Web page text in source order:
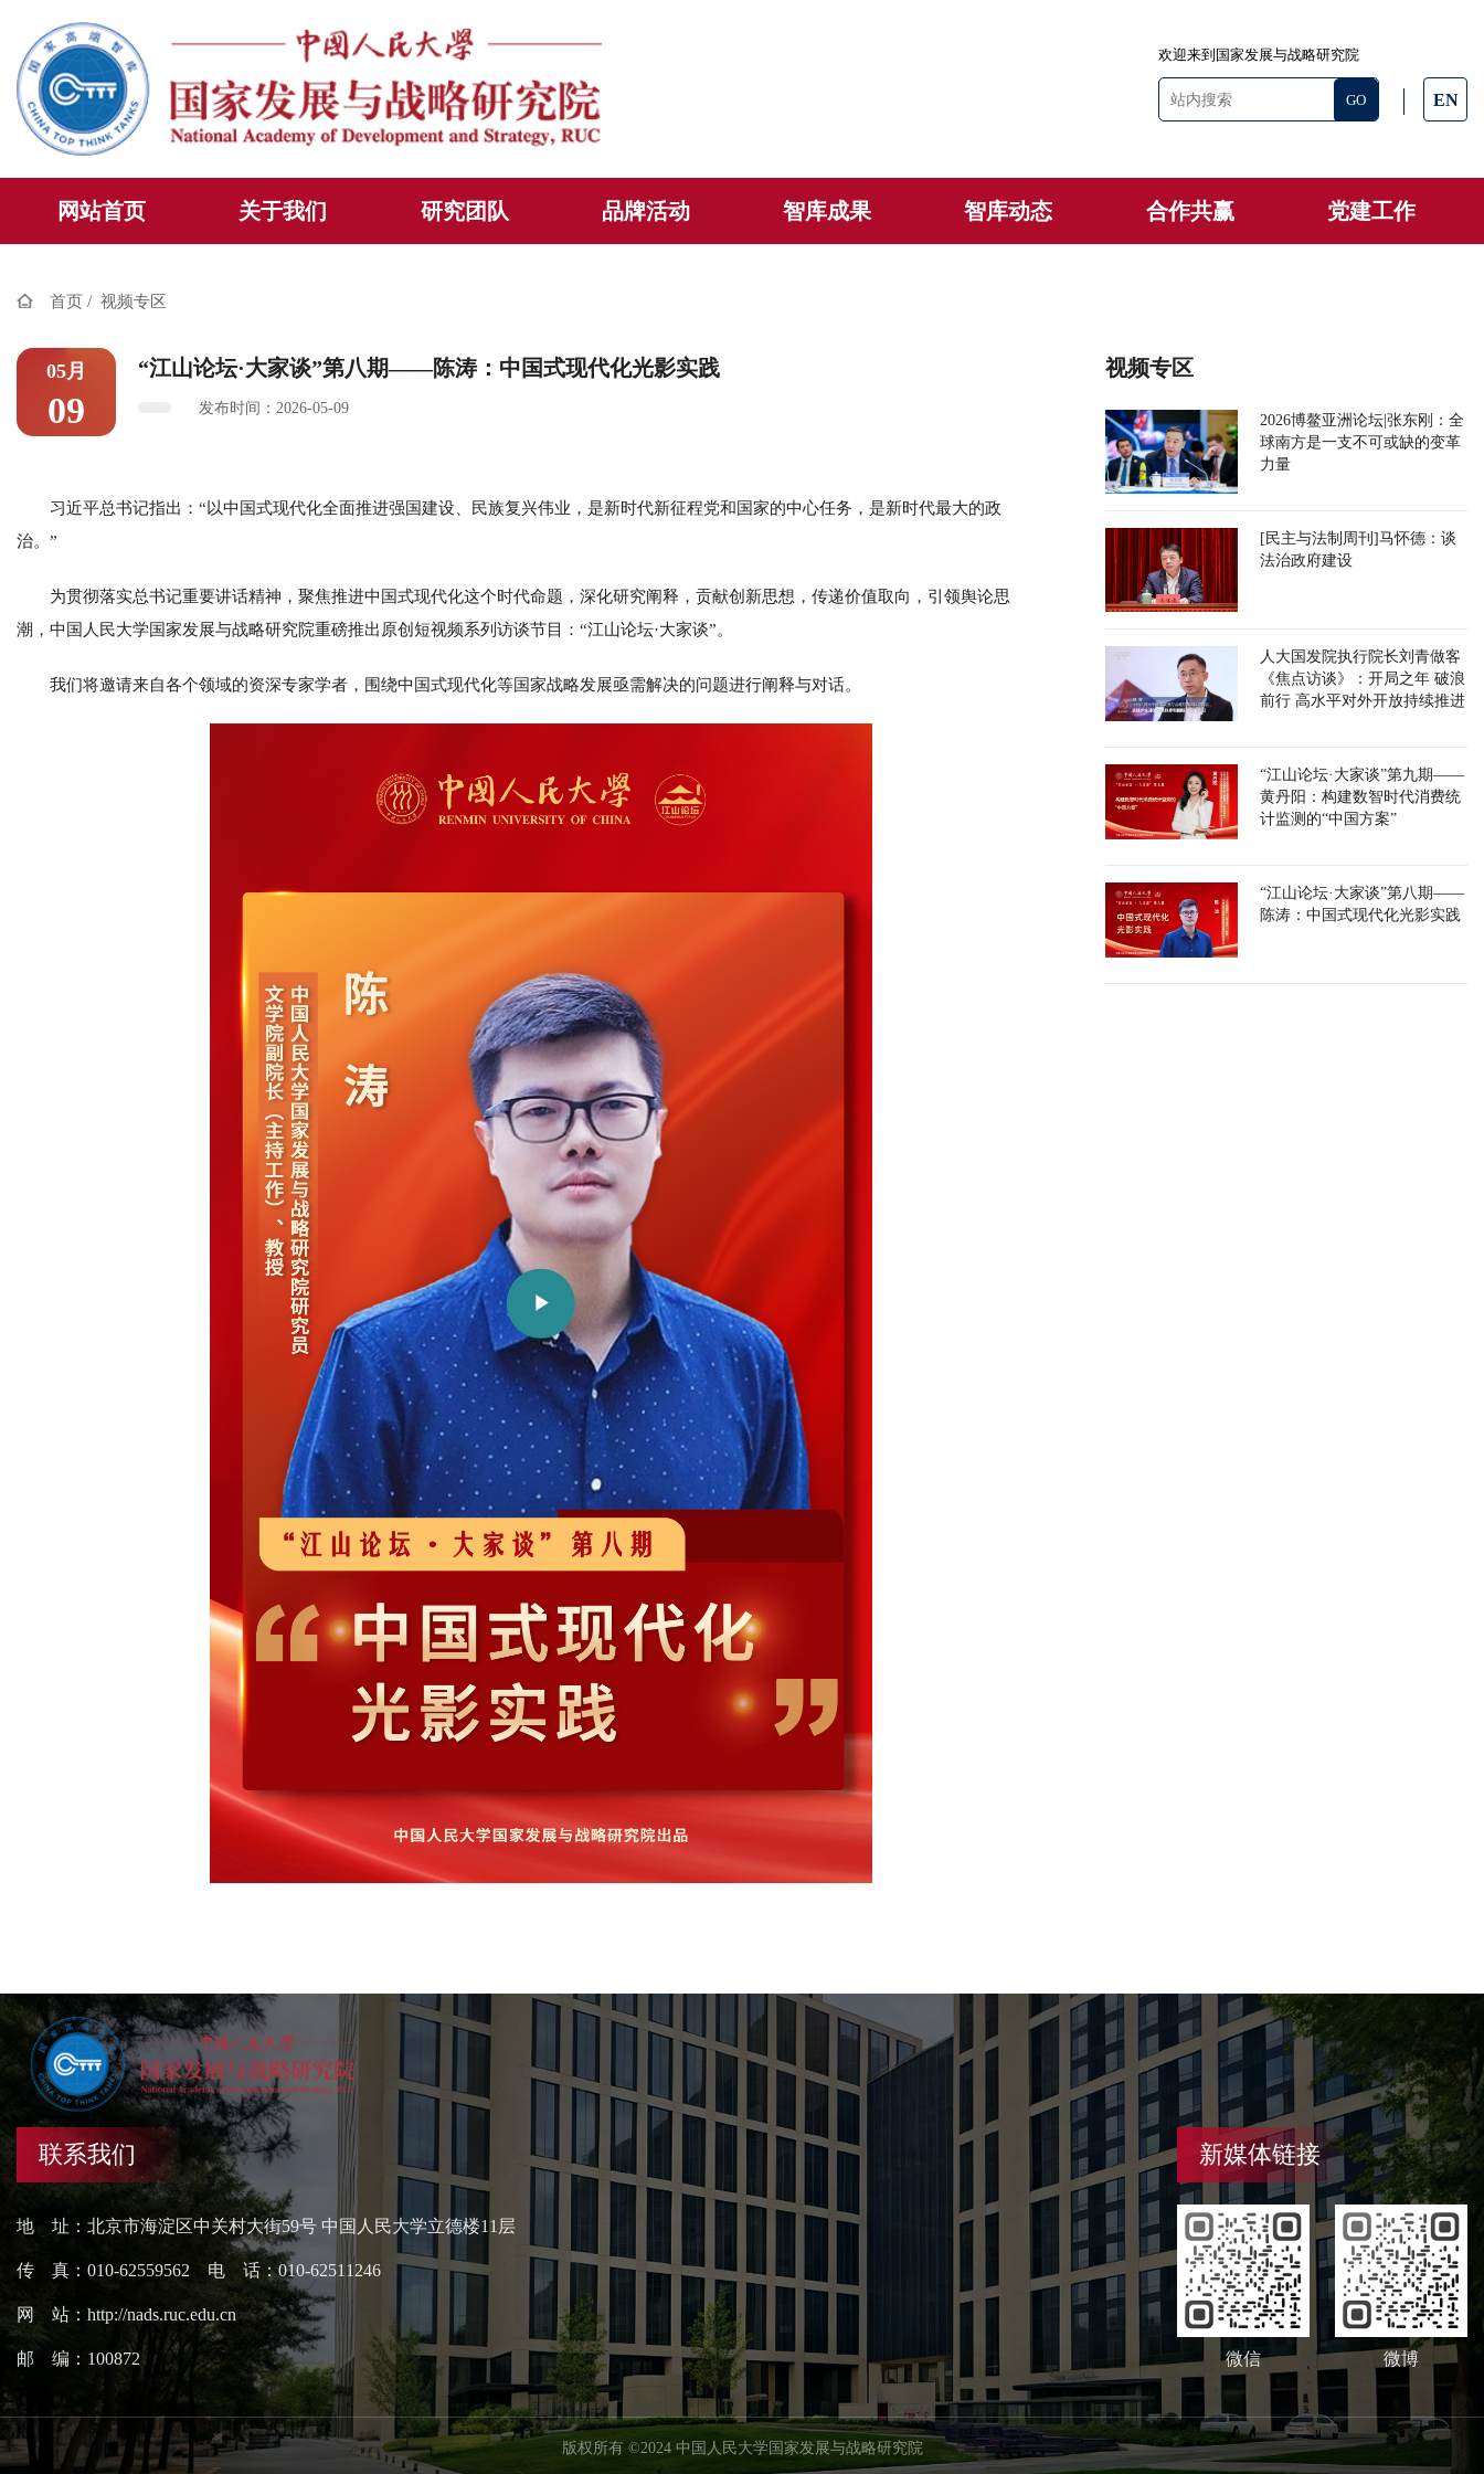
欢迎来到国家发展与战略研究院
EN
网站首页 关于我们 研究团队 品牌活动 智库成果 智库动态 合作共赢 党建工作
首页 / 视频专区
05月
09
“江山论坛·大家谈”第八期——陈涛：中国式现代化光影实践
发布时间：2026-05-09
习近平总书记指出：“以中国式现代化全面推进强国建设、民族复兴伟业，是新时代新征程党和国家的中心任务，是新时代最大的政
治。”
为贯彻落实总书记重要讲话精神，聚焦推进中国式现代化这个时代命题，深化研究阐释，贡献创新思想，传递价值取向，引领舆论思
潮，中国人民大学国家发展与战略研究院重磅推出原创短视频系列访谈节目：“江山论坛·大家谈”。
我们将邀请来自各个领域的资深专家学者，围绕中国式现代化等国家战略发展亟需解决的问题进行阐释与对话。
Play
Video
视频专区
2026博鳌亚洲论坛|张东刚：全
球南方是一支不可或缺的变革
力量
[民主与法制周刊]马怀德：谈
法治政府建设
人大国发院执行院长刘青做客
《焦点访谈》：开局之年 破浪
前行 高水平对外开放持续推进
“江山论坛·大家谈”第九期——
黄丹阳：构建数智时代消费统
计监测的“中国方案”
“江山论坛·大家谈”第八期——
陈涛：中国式现代化光影实践
联系我们
地 址：北京市海淀区中关村大街59号 中国人民大学立德楼11层
传 真：010-62559562 电 话：010-62511246
网 站：http://nads.ruc.edu.cn
邮 编：100872
新媒体链接
微信 微博
版权所有 ©2024 中国人民大学国家发展与战略研究院